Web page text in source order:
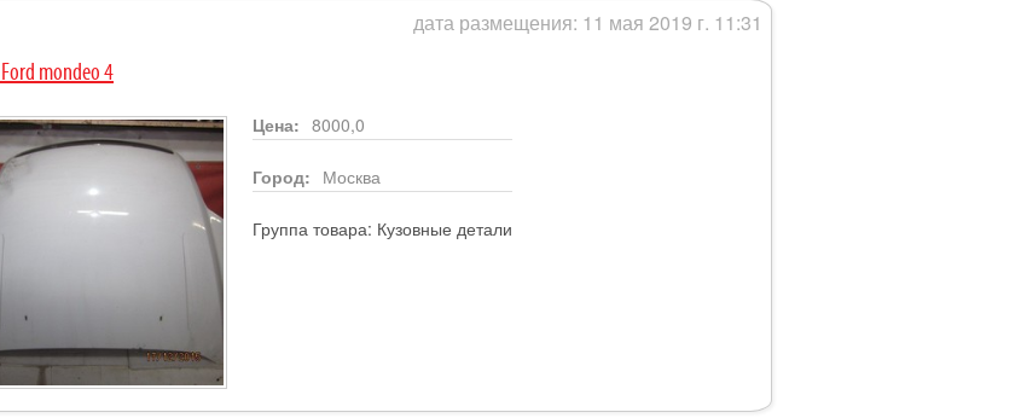
дата размещения: 11 мая 2019 г. 11:31
mondeo 4
Цена: 8000,0
Город: Москва
Группа товара: Кузовные детали